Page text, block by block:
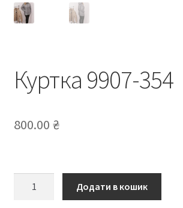
Куртка 9907-354
800.00 ₴
Додати в кошик